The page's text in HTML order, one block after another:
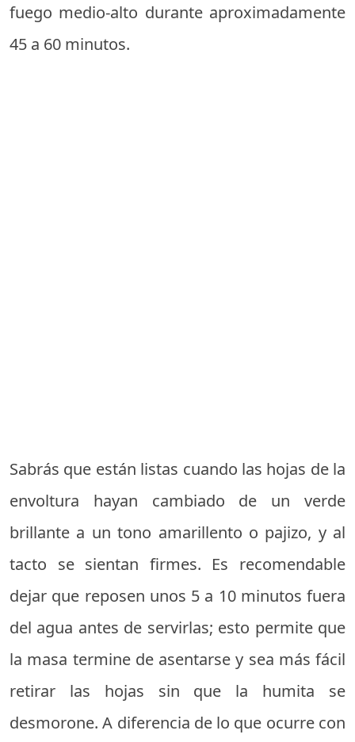
fuego medio-alto durante aproximadamente
45 a 60 minutos.
Sabrás que están listas cuando las hojas de la
envoltura hayan cambiado de un verde
brillante a un tono amarillento o pajizo, y al
tacto se sientan firmes. Es recomendable
dejar que reposen unos 5 a 10 minutos fuera
del agua antes de servirlas; esto permite que
la masa termine de asentarse y sea más fácil
retirar las hojas sin que la humita se
desmorone. A diferencia de lo que ocurre con